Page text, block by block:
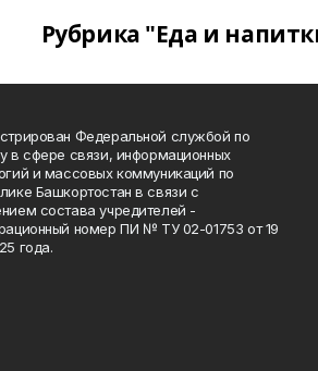
Рубрика "Еда и
Федеральной службой по
в сфере связи, информационных
и массовых коммуникаций по
Башкортостан в связи с
состава учредителей -
номер ПИ № ТУ 02-01753 от 19
года.